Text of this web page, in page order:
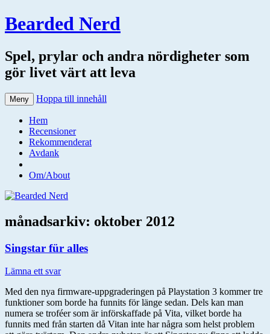
Bearded Nerd
Spel, prylar och andra nördigheter som
gör livet värt att leva
Meny Hoppa till innehåll
Hem
Recensioner
Rekommenderat
Avdank
Om/About
månadsarkiv: oktober 2012
Singstar für alles
Lämna ett svar
Med den nya firmware-uppgraderingen på Playstation 3 kommer tre
funktioner som borde ha funnits för länge sedan. Dels kan man
numera se troféer som är införskaffade på Vita, vilket borde ha
funnits med från starten då Vitan inte har några som helst problem